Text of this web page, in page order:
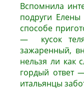
Вспомнила
подруги
способе
— кусок
зажаренный,
нельзя ли как
гордый ответ
итальянцы